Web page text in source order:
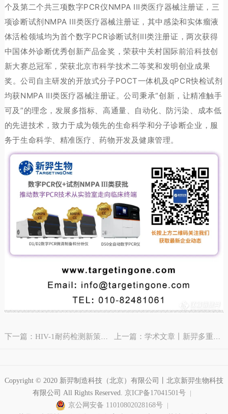
个及第二个共三项数字PCR仪NMPA III类医疗器械注册证，三
项诊断试剂NMPA III类医疗器械注册证，其中感染和实体瘤液
体活检领域均为首个数字PCR诊断试剂III类注册证，两次获得
中国体外诊断优秀创新产品金奖，荣获中关村国际前沿科技创
新大赛总冠军，荣获北京市科学技术二等奖和发明创业成果
奖。公司 自主研发的开放式分子POCT一体机及qPCR快检试剂
均获NMPA III类医疗器械注册证。公司秉承“创新，让精准触手
可及”的理念，发展多指标、高通量、自动化、防污染、成本低
的先进技术，致力于成为领先的生命科学和分子诊断企业，服
务于生命科学、精准医疗、药物开发及健康管理。
下一篇：HIV-1耐药检测新策略：新羿数字PCR扩增联合NGS实现1%低频突变精准检出 上一篇：学术文章丨新羿多重dPCR，精准检测下呼吸道感染关键病原体
Copyright © 2020 新羿制造科技（北京）有限公司丨北京新羿生物科技
有限公司 All Rights Reserved. 京ICP备17041501号
京公网安备 11010802028168号